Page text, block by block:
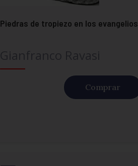
Piedras de tropiezo en los evangelios
Comprar